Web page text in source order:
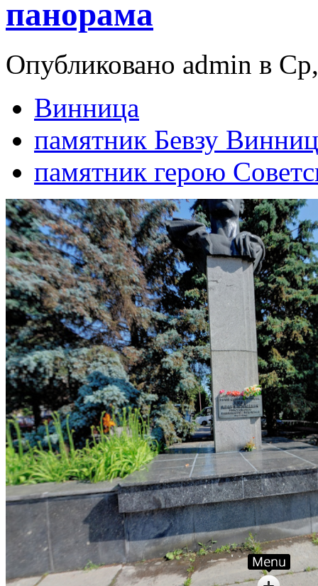
панорама
Опубликовано admin в
Винница
памятник Бевзу
памятник герою